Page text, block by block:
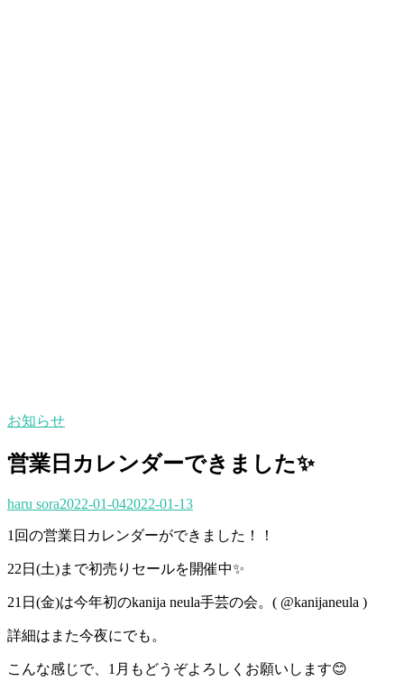
お知らせ
営業日カレンダーできました✨
haru sora2022-01-042022-01-13
1回の営業日カレンダーができました！！
22日(土)まで初売りセールを開催中✨
21日(金)は今年初のkanija neula手芸の会。( @kanijaneula )
詳細はまた今夜にでも。
こんな感じで、1月もどうぞよろしくお願いします😊